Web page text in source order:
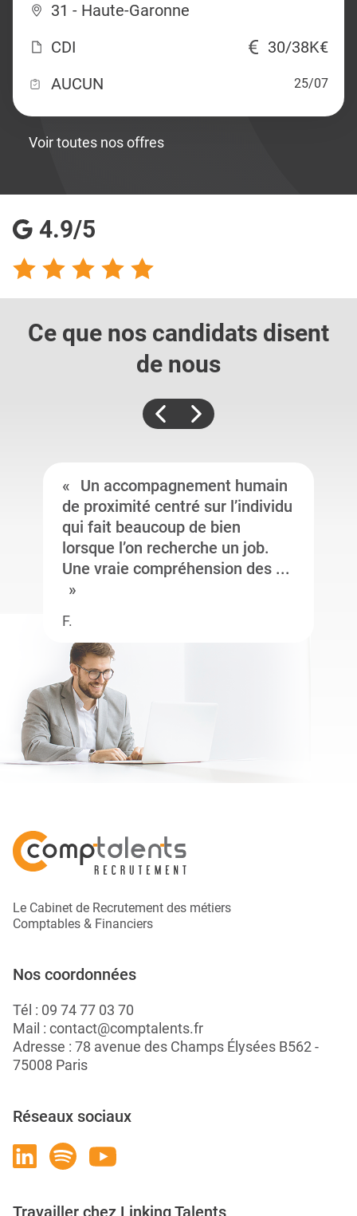
31 - Haute-Garonne
CDI
30/38K€
AUCUN
25/07
Voir toutes nos offres
4.9/5
Ce que nos candidats disent
de nous
Un accompagnement humain
de proximité centré sur l’individu
qui fait beaucoup de bien
lorsque l’on recherche un job.
Une vraie compréhension des ...
F.
Le Cabinet de Recrutement des métiers
Comptables & Financiers
Nos coordonnées
Tél : 09 74 77 03 70
Mail : contact@comptalents.fr
Adresse : 78 avenue des Champs Élysées B562 -
75008 Paris
Réseaux sociaux
Travailler chez Linking Talents